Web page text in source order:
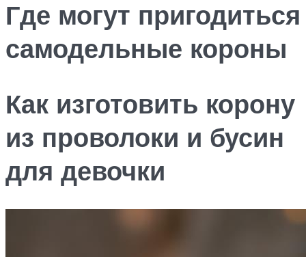
Где могут пригодиться
самодельные короны
Как изготовить корону
из проволоки и бусин
для девочки